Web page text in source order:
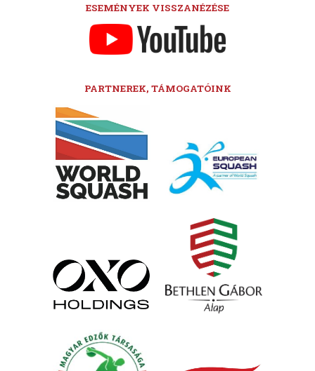
ESEMÉNYEK VISSZANÉZÉSE
PARTNEREK, TÁMOGATÓINK